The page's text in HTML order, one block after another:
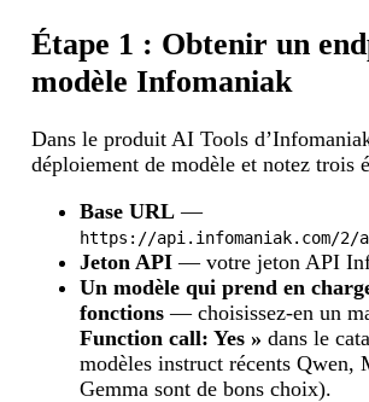
Étape 1 : Obtenir un
modèle Infomaniak
Dans le produit AI Tools
déploiement de modèle et notez trois
Base URL—
https://api.infomaniak.com/2/
Jeton API— votre jeton API
Un modèle qui prend en
fonctions— choisissez-en un
Function call: Yes » dans le
modèles instruct récents Qwen,
Gemma sont de bons choix).